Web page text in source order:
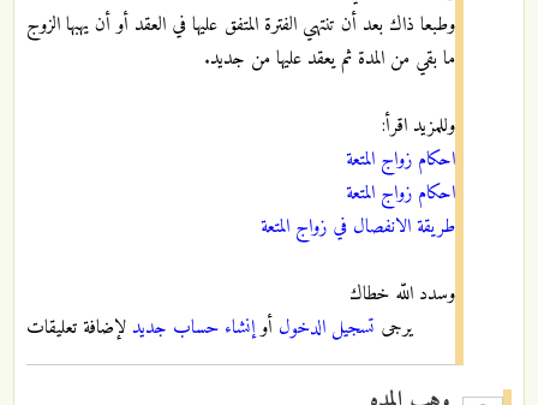
وطبعا ذاك بعد أن تنتهي الفترة المتفق عليها في العقد أو أن يهبها الزوج
ما بقي من المدة ثم يعقد عليها من جديد.
وللمزيد اقرأ:
احكام زواج المتعة
احكام زواج المتعة
طريقة الانفصال في زواج المتعة
وسدد اللّه خطاك
يرجى تسجيل الدخول أوإنشاء حساب جديد لإضافة تعليقات